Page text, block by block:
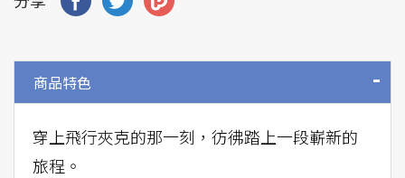
商品特色
穿上飛行夾克的那一刻，彷彿踏上一段嶄新的
旅程。